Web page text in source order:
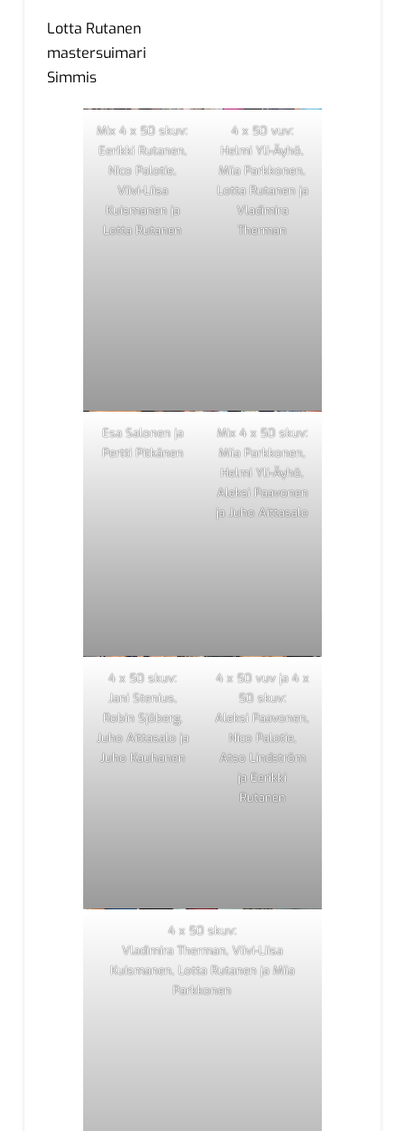
Lotta Rutanen
mastersuimari
Simmis
Mix 4 x 50 skuv:
Eerikki Rutanen,
Nico Palotie,
Viivi-Liisa
Kuismanen ja
Lotta Rutanen
4 x 50 vuv:
Helmi Yli-Äyhö,
Miia Parkkonen,
Lotta Rutanen ja
Vladimira
Therman
Esa Salonen ja
Pertti Pitkänen
Mix 4 x 50 skuv:
Miia Parkkonen,
Helmi Yli-Äyhö,
Aleksi Paavonen
ja Juho Aittasalo
4 x 50 skuv:
Jani Stenius,
Robin Sjöberg,
Juho Aittasalo ja
Juho Kauhanen
4 x 50 vuv ja 4 x
50 skuv:
Aleksi Paavonen,
Nico Palotie,
Atso Lindström
ja Eerikki
Rutanen
4 x 50 skuv:
Vladimira Therman, Viivi-Liisa
Kuismanen, Lotta Rutanen ja Miia
Parkkonen